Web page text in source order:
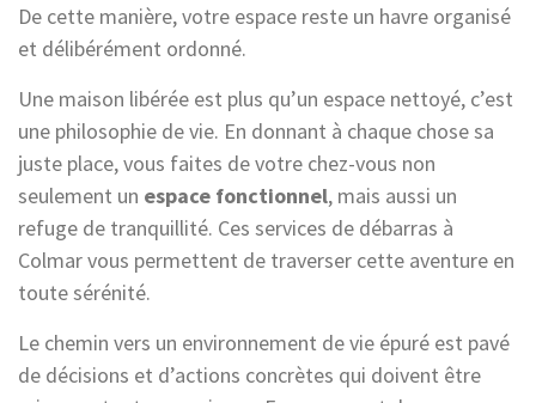
De cette manière, votre espace reste un havre organisé
et délibérément ordonné.
Une maison libérée est plus qu’un espace nettoyé, c’est
une philosophie de vie. En donnant à chaque chose sa
juste place, vous faites de votre chez-vous non
seulement un espace fonctionnel, mais aussi un
refuge de tranquillité. Ces services de débarras à
Colmar vous permettent de traverser cette aventure en
toute sérénité.
Le chemin vers un environnement de vie épuré est pavé
de décisions et d’actions concrètes qui doivent être